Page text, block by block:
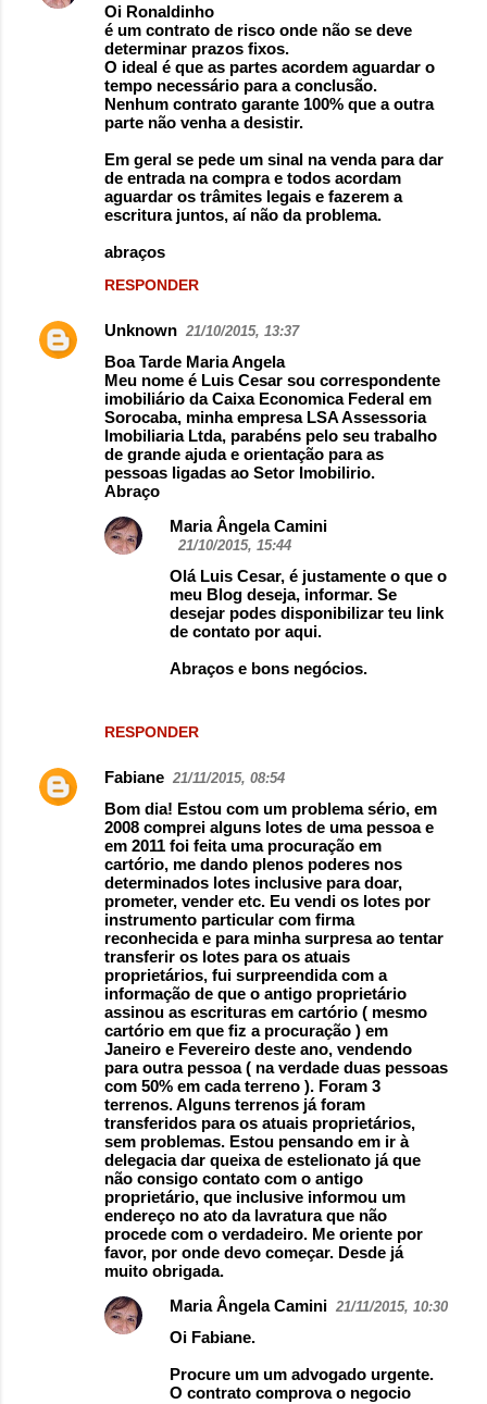
Oi Ronaldinho
é um contrato de risco onde não se deve
determinar prazos fixos.
O ideal é que as partes acordem aguardar o
tempo necessário para a conclusão.
Nenhum contrato garante 100% que a outra
parte não venha a desistir.
Em geral se pede um sinal na venda para dar
de entrada na compra e todos acordam
aguardar os trâmites legais e fazerem a
escritura juntos, aí não da problema.
abraços
RESPONDER
Unknown 21/10/2015, 13:37
Boa Tarde Maria Angela
Meu nome é Luis Cesar sou correspondente
imobiliário da Caixa Economica Federal em
Sorocaba, minha empresa LSA Assessoria
Imobiliaria Ltda, parabéns pelo seu trabalho
de grande ajuda e orientação para as
pessoas ligadas ao Setor Imobilirio.
Abraço
RESPONDER
Maria Ângela Camini
21/10/2015, 15:44
Olá Luis Cesar, é justamente o que o
meu Blog deseja, informar. Se
desejar podes disponibilizar teu link
de contato por aqui.
Abraços e bons negócios.
Fabiane 21/11/2015, 08:54
Bom dia! Estou com um problema sério, em
2008 comprei alguns lotes de uma pessoa e
em 2011 foi feita uma procuração em
cartório, me dando plenos poderes nos
determinados lotes inclusive para doar,
prometer, vender etc. Eu vendi os lotes por
instrumento particular com firma
reconhecida e para minha surpresa ao tentar
transferir os lotes para os atuais
proprietários, fui surpreendida com a
informação de que o antigo proprietário
assinou as escrituras em cartório ( mesmo
cartório em que fiz a procuração ) em
Janeiro e Fevereiro deste ano, vendendo
para outra pessoa ( na verdade duas pessoas
com 50% em cada terreno ). Foram 3
terrenos. Alguns terrenos já foram
transferidos para os atuais proprietários,
sem problemas. Estou pensando em ir à
delegacia dar queixa de estelionato já que
não consigo contato com o antigo
proprietário, que inclusive informou um
endereço no ato da lavratura que não
procede com o verdadeiro. Me oriente por
favor, por onde devo começar. Desde já
muito obrigada.
Maria Ângela Camini 21/11/2015, 10:30
Oi Fabiane.
Procure um um advogado urgente.
O contrato comprova o negocio